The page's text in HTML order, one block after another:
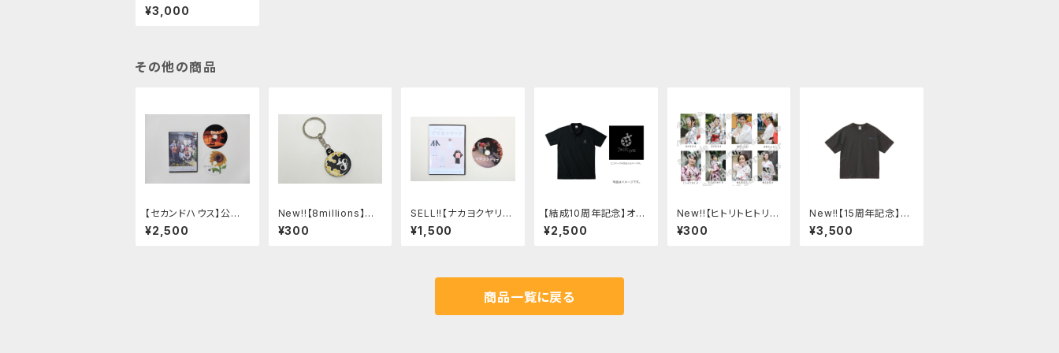
VD(54分メイキング付)
¥3,000
その他の商品
【セカンドハウス】公演D
VD (48分メイキング
付)
¥2,500
New!!【8millions】ロ
ゴ缶バッチキーホルダー
¥300
SELL!!【ナカヨクヤリ
ナ】DVD
¥1,500
【結成10周年記念】オリ
ジナルポロシャツ（黒）
¥2,500
New!!【ヒトリトヒトリ】
ブロマイド
¥300
New!!【15周年記念】オ
リジナルTシャツ(スミ)
¥3,500
商品一覧に戻る